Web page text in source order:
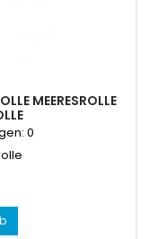
MEERESROLLE
0